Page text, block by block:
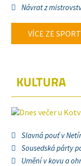
Návrat z
VÍCE ZE
KULTURA
Slavná pouť v
Sousedská párty
Umění v kovu a